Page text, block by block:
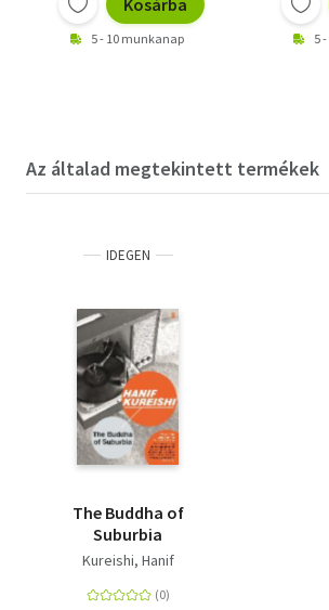
5 - 10 munkanap 5
Az általad megtekintett termékek
IDEGEN
The Buddha of
Suburbia
Kureishi, Hanif